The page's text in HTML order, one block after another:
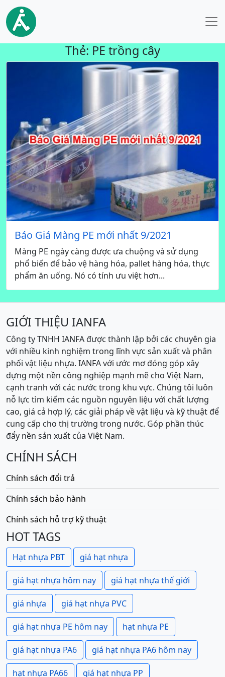
Thẻ: PE trồng cây
Báo Giá Màng PE mới nhất 9/2021
Màng PE ngày càng được ưa chuộng và sử dụng
phổ biến để bảo vệ hàng hóa, pallet hàng hóa, thực
phẩm ăn uống. Nó có tính ưu việt hơn...
GIỚI THIỆU IANFA
Công ty TNHH IANFA được thành lập bởi các chuyên gia
với nhiều kinh nghiệm trong lĩnh vực sản xuất và phân
phối vật liệu nhựa. IANFA với ước mơ đóng góp xây
dựng một nền công nghiệp mạnh mẽ cho Việt Nam,
cạnh tranh với các nước trong khu vực. Chúng tôi luôn
nỗ lực tìm kiếm các nguồn nguyên liệu với chất lượng
cao, giá cả hợp lý, các giải pháp về vật liệu và kỹ thuật để
cung cấp cho thị trường trong nước. Góp phần thúc
đẩy nền sản xuất của Việt Nam.
CHÍNH SÁCH
Chính sách đổi trả
Chính sách bảo hành
Chính sách hỗ trợ kỹ thuật
HOT TAGS
Hạt nhựa PBT giá hạt nhựa
giá hạt nhựa hôm nay giá hạt nhựa thế giới
giá nhựa giá hạt nhựa PVC
giá hạt nhựa PE hôm nay hạt nhựa PE
giá hạt nhựa PA6 giá hạt nhựa PA6 hôm nay
hạt nhựa PA66 giá hạt nhựa PP